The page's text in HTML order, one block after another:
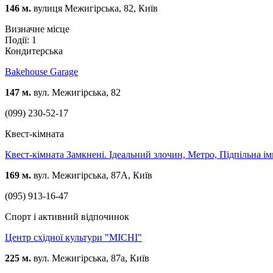
146 м. вулиця Межигірська, 82, Київ
Визначне місце
Події: 1
Кондитерська
Bakehouse Garage
147 м. вул. Межигірська, 82
(099) 230-52-17
Квест-кімната
Квест-кімната Замкнені. Ідеальний злочин, Метро, Підпільна
169 м. вул. Межигірська, 87А, Київ
(095) 913-16-47
Спорт і активний відпочинок
Центр східної культури "MICHI"
225 м. вул. Межигірська, 87а, Київ